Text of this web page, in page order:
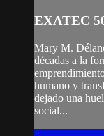
EXATEC
Mary M.
décadas a la
humano y
dejado una
social...